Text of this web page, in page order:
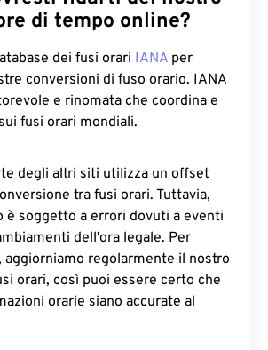
di tempo online?
dei fusi orari IANA per
conversioni di fuso orario. IANA
e rinomata che coordina e
fusi orari mondiali.
degli altri siti utilizza un offset
tra fusi orari. Tuttavia,
è soggetto a errori dovuti a eventi
dell'ora legale. Per
regolarmente il nostro
orari, così puoi essere certo che
orarie siano accurate al